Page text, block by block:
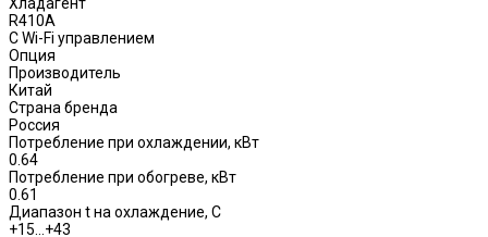
R410A
С Wi-Fi управлением
Опция
Производитель
Китай
Страна бренда
Россия
Потребление при охлаждении, кВт
0.64
Потребление при обогреве, кВт
0.61
Диапазон t на охлаждение, С
+15…+43